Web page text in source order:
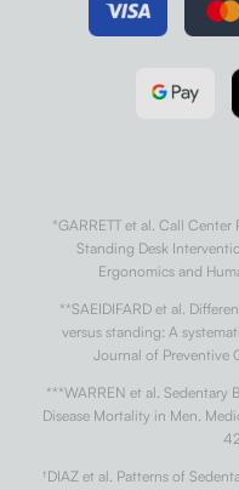
*GARRETT et al. Call
Standing Desk
Ergonomics and
**SAEIDIFARD et al.
versus standing: A
Journal of Preventive
***WARREN et al. Sedentary
Disease Mortality in Men.
†DIAZ et al. Patterns of